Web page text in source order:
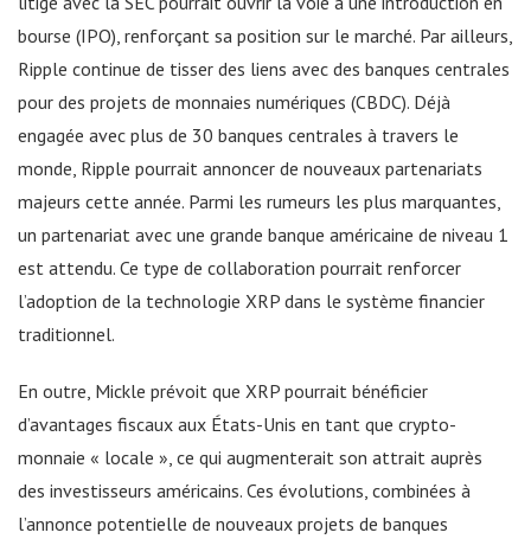
bourse (IPO), renforçant sa position sur le marché. Par ailleurs,
Ripple continue de tisser des liens avec des banques centrales
pour des projets de monnaies numériques (CBDC). Déjà
engagée avec plus de 30 banques centrales à travers le
monde, Ripple pourrait annoncer de nouveaux partenariats
majeurs cette année. Parmi les rumeurs les plus marquantes,
un partenariat avec une grande banque américaine de niveau 1
est attendu. Ce type de collaboration pourrait renforcer
l’adoption de la technologie XRP dans le système financier
traditionnel.
En outre, Mickle prévoit que XRP pourrait bénéficier
d’avantages fiscaux aux États-Unis en tant que crypto-
monnaie « locale », ce qui augmenterait son attrait auprès
des investisseurs américains. Ces évolutions, combinées à
l’annonce potentielle de nouveaux projets de banques